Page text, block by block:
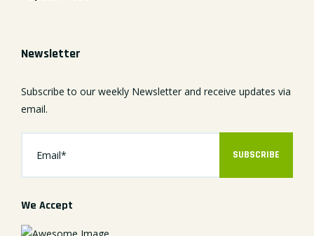
Newsletter
Subscribe to our weekly Newsletter and receive updates via
email.
SUBSCRIBE
We Accept